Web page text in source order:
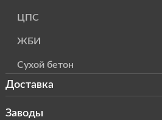
ЦПС
ЖБИ
Сухой бетон
Доставка
Заводы